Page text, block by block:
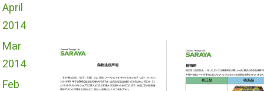
April
2014
Mar
2014
Feb